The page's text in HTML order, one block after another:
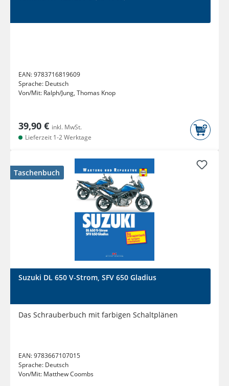
EAN:9783716819609
Sprache: Deutsch
Von/Mit: Ralph/Jung, Thomas Knop
39,90 € inkl. MwSt.
Lieferzeit 1-2 Werktage
Taschenbuch
Suzuki DL 650 V-Strom, SFV 650 Gladius
Das Schrauberbuch mit farbigen Schaltplänen
EAN:9783667107015
Sprache: Deutsch
Von/Mit: Matthew Coombs